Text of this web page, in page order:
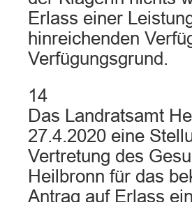
Erlass einer
hinreichenden
Verfügungsgrund.
14
Das Landratsamt
27.4.2020 eine
Vertretung des
Heilbronn für das
Antrag auf Erlass